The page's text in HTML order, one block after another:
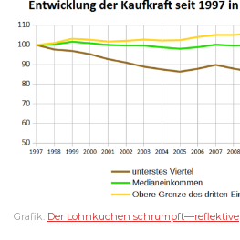
Grafik: Der Lohnkuchen schrumpft—reflektive